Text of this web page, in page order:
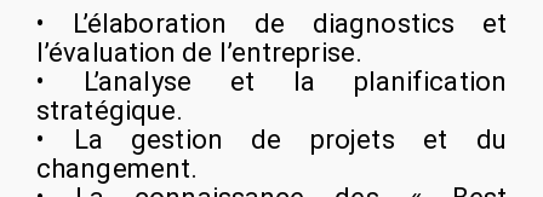
• L’élaboration de diagnostics et
l’évaluation de l’entreprise.
• L’analyse et la planification
stratégique.
• La gestion de projets et du
changement.